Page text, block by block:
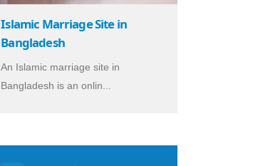
Islamic Marriage Site in
Bangladesh
An Islamic marriage site in
Bangladesh is an onlin...